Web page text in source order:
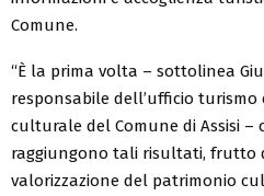
Comune.
“È la prima volta – sottolinea
responsabile dell’ufficio
culturale del Comune di Assisi –
raggiungono tali risultati, frutto
valorizzazione del patrimonio